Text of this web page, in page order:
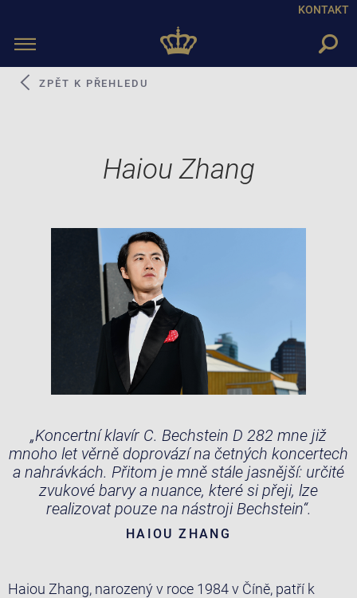
KONTAKT
Toggle
Haiou Zhang
ZPĚT K PŘEHLEDU
„Koncertní klavír C. Bechstein D 282 mne již
mnoho let věrně doprovází na četných koncertech
a nahrávkách. Přitom je mně stále jasnější: určité
zvukové barvy a nuance, které si přeji, lze
realizovat pouze na nástroji Bechstein“.
HAIOU ZHANG
Haiou Zhang, narozený v roce 1984 v Číně, patří k